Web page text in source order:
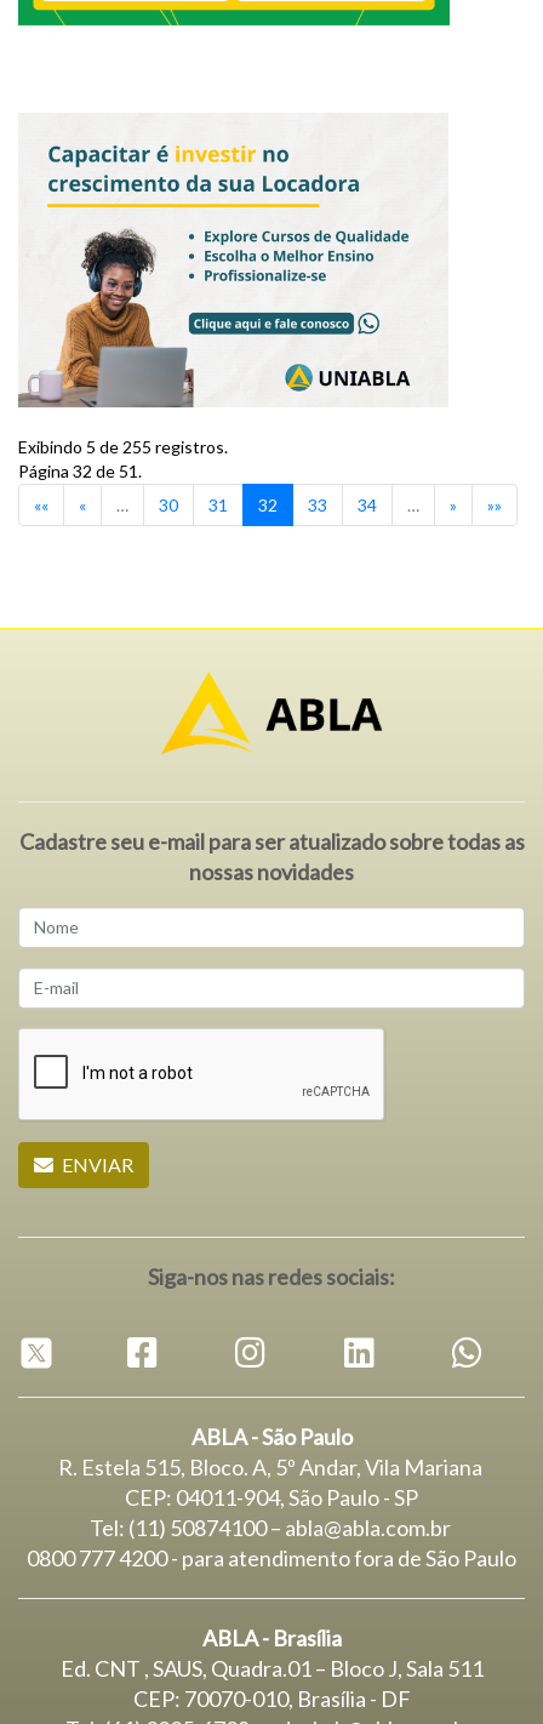
Exibindo 5 de 255 registros.
Página 32 de 51.
««
« … 30 31 32 33 34 … » »»
Cadastre seu e-mail para ser atualizado sobre todas as
nossas novidades
ENVIAR
Siga-nos nas redes sociais:
ABLA - São Paulo
R. Estela 515, Bloco. A, 5º Andar, Vila Mariana
CEP: 04011-904, São Paulo - SP
Tel: (11) 50874100 – abla@abla.com.br
0800 777 4200 - para atendimento fora de São Paulo
ABLA - Brasília
Ed. CNT , SAUS, Quadra.01 – Bloco J, Sala 511
CEP: 70070-010, Brasília - DF